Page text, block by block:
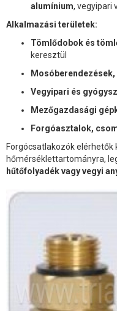
alumínium, vegyipari
Alkalmazási területek:
Tömlődobok és
keresztül
Vegyipari és
Mezőgazdasági
Forgóasztalok,
Forgócsatlakozók elérhetők
hőmérséklettartományra,
hűtőfolyadék vagy vegyi